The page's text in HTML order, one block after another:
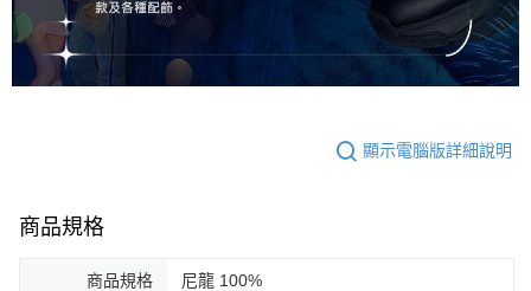
顯示電腦版詳細說明
商品規格
商品規格 尼龍 100%